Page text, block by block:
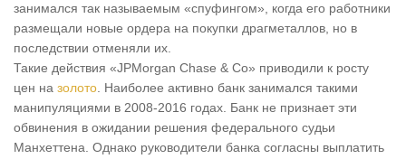
занимался так называемым «спуфингом», когда его работники
размещали новые ордера на покупки драгметаллов, но в
последствии отменяли их.
Такие действия «JPMorgan Chase & Co» приводили к росту
цен на золото . Наиболее активно банк занимался такими
манипуляциями в 2008-2016 годах. Банк не признает эти
обвинения в ожидании решения федерального судьи
Манхеттена. Однако руководители банка согласны выплатить